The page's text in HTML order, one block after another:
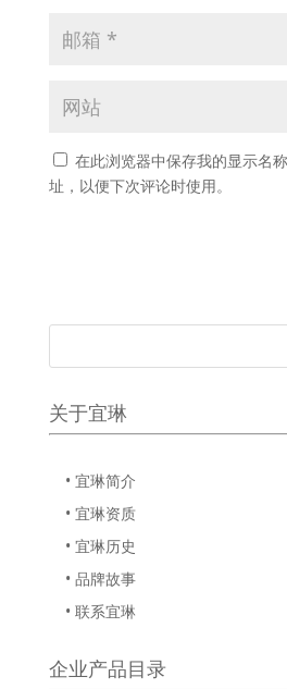
在此浏览器中保存我的显示名
址，以便下次评论时使用。
关于宜琳
• 宜琳简介
• 宜琳资质
• 宜琳历史
• 品牌故事
• 联系宜琳
企业产品目录